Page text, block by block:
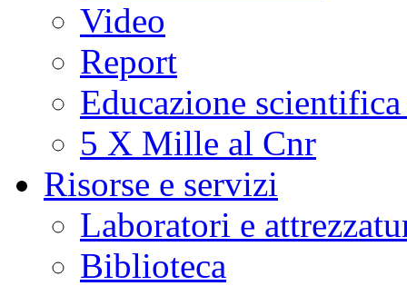
Video
Report
Educazione
5 X Mille al Cnr
Risorse e servizi
Laboratori e
Biblioteca